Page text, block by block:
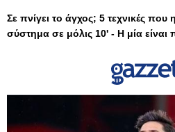
Σε πνίγει το άγχος; 5 τεχνικές
σύστημα σε μόλις 10' - Η μία είναι